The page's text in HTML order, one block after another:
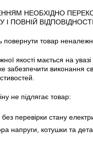
НЕОБХІДНО
І ПОВНІЙ
товар
якості мається на
забезпечити виконання
не підлягає товар:
перевірки стану
напруги, котушки та